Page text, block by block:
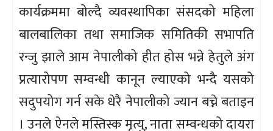
कार्यक्रममा बोल्दै व्यवस्थापिका संसदको महिला
बालबालिका तथा समाजिक समितिकी सभापति
रन्जु झाले आम नेपालीको हीत होस भन्ने हेतुले अंग
प्रत्यारोपण सम्वन्धी कानून ल्याएको भन्दै यसको
सदुपयोग गर्न सके धेरै नेपालीको ज्यान बच्ने बताइन
। उनले ऐनले मस्तिस्क मृत्यु, नाता सम्वन्धको दायरा